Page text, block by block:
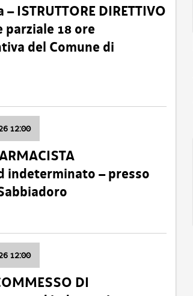
ISTRUTTORE DIRETTIVO
parziale 18 ore
del Comune di
12:00
indeterminato – presso
12:00
DI